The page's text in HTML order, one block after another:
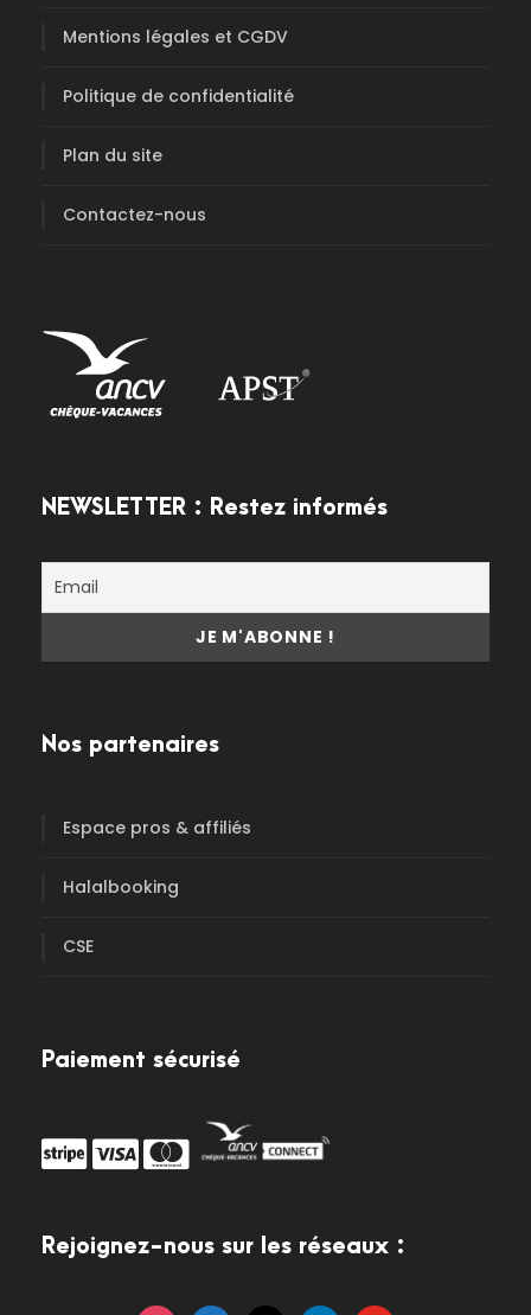
Mentions légales et CGDV
Politique de confidentialité
Plan du site
Contactez-nous
NEWSLETTER : Restez informés
Nos partenaires
Espace pros & affiliés
Halalbooking
CSE
Paiement sécurisé
Rejoignez-nous sur les réseaux :